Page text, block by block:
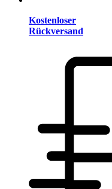
Kostenloser
Rückversand